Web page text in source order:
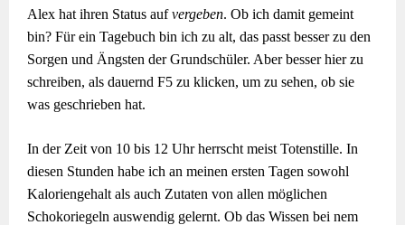
Alex hat ihren Status aufvergeben. Ob ich damit gemeint
bin? Für ein Tagebuch bin ich zu alt, das passt besser zu den
Sorgen und Ängsten der Grundschüler. Aber besser hier zu
schreiben, als dauernd F5 zu klicken, um zu sehen, ob sie
was geschrieben hat.
In der Zeit von 10 bis 12 Uhr herrscht meist Totenstille. In
diesen Stunden habe ich an meinen ersten Tagen sowohl
Kaloriengehalt als auch Zutaten von allen möglichen
Schokoriegeln auswendig gelernt. Ob das Wissen bei nem